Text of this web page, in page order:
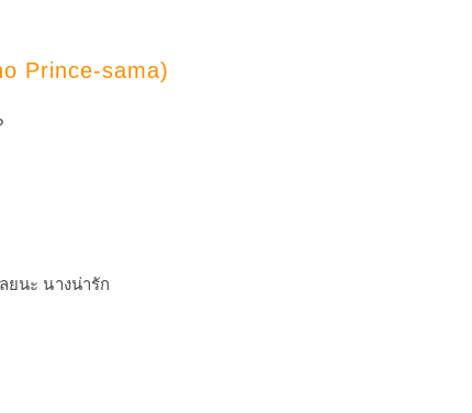
Prince-sama)
นะ นางน่ารัก